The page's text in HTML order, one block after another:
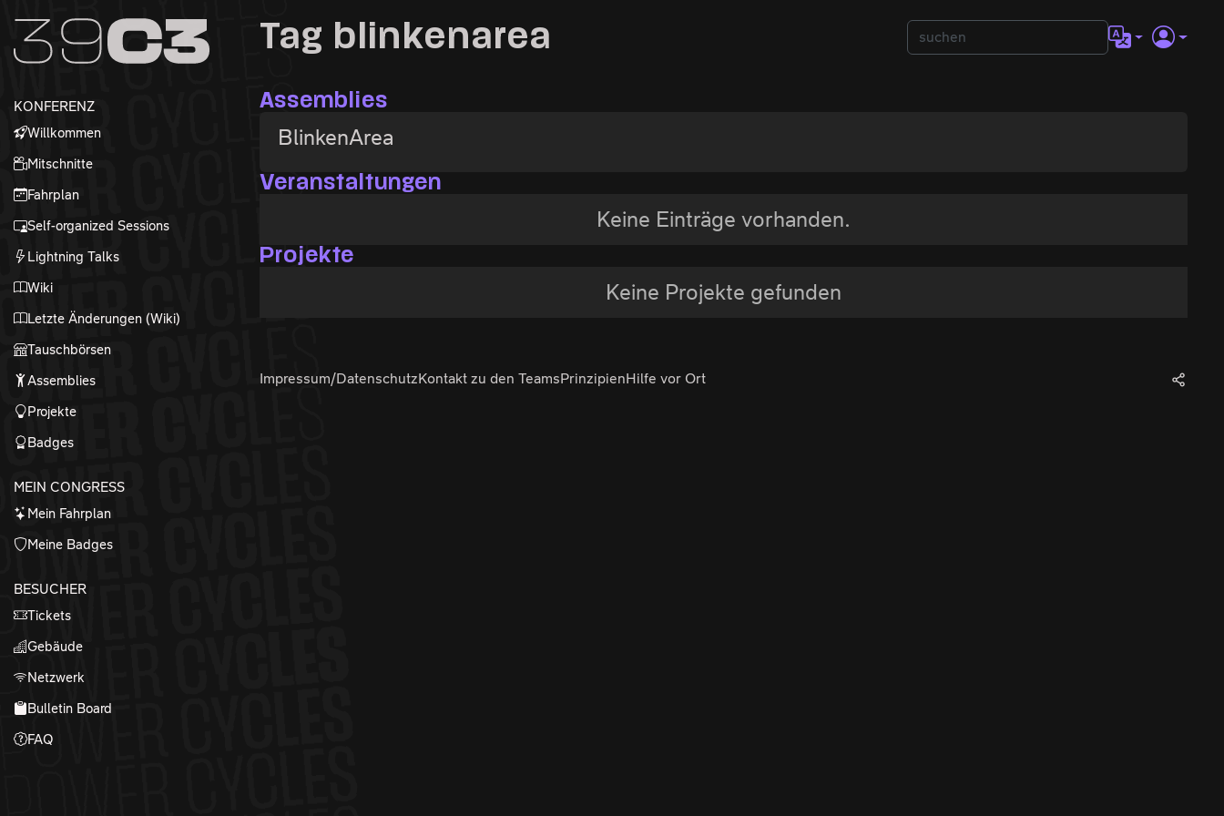
Zum Inhalt
Zum Footer
KONFERENZ
Willkommen
Mitschnitte
Fahrplan
Self-organized Sessions
Lightning Talks
Wiki
Letzte Änderungen (Wiki)
Tauschbörsen
Assemblies
Projekte
Badges
MEIN CONGRESS
Mein Fahrplan
Meine Badges
BESUCHER
Tickets
Gebäude
Netzwerk
Bulletin Board
FAQ
Tag blinkenarea
Assemblies
BlinkenArea
Veranstaltungen
Keine Einträge vorhanden.
Projekte
Keine Projekte gefunden
Impressum/DatenschutzKontakt zu den TeamsPrinzipienHilfe vor Ort